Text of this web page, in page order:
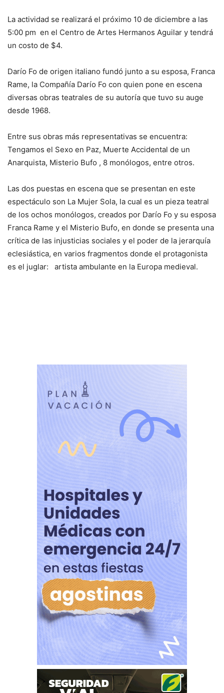
La actividad se realizará el próximo 10 de diciembre a las
5:00 pm en el Centro de Artes Hermanos Aguilar y tendrá
un costo de $4.
Darío Fo de origen italiano fundó junto a su esposa, Franca
Rame, la Compañía Darío Fo con quien pone en escena
diversas obras teatrales de su autoría que tuvo su auge
desde 1968.
Entre sus obras más representativas se encuentra:
Tengamos el Sexo en Paz, Muerte Accidental de un
Anarquista, Misterio Bufo , 8 monólogos, entre otros.
Las dos puestas en escena que se presentan en este
espectáculo son La Mujer Sola, la cual es un pieza teatral
de los ochos monólogos, creados por Darío Fo y su esposa
Franca Rame y el Misterio Bufo, en donde se presenta una
crítica de las injusticias sociales y el poder de la jerarquía
eclesiástica, en varios fragmentos donde el protagonista
es el juglar: artista ambulante en la Europa medieval.